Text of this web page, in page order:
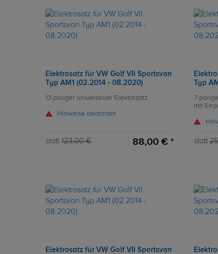
Elektrosatz für VW Golf VII Sportsvan
Typ AM1 (02.2014 - 08.2020)
13-poliger universeller Elektrosatz
Hinweise beachten
statt 123,00 € 88,00 € *
Typ
7-
mit
statt
Elektrosatz für VW Golf VII Sportsvan